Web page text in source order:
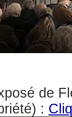
de
: